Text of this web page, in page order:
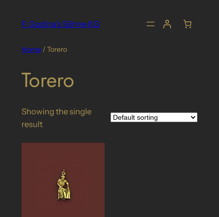
F. Godina's Söhne KG
Home/ Torero
Torero
Showing the single
result